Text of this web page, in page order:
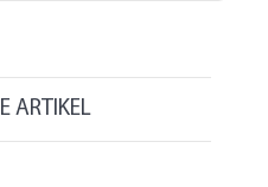
ARTIKEL